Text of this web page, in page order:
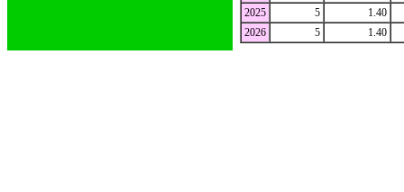
2025
5
1.40
2026
5 1.40